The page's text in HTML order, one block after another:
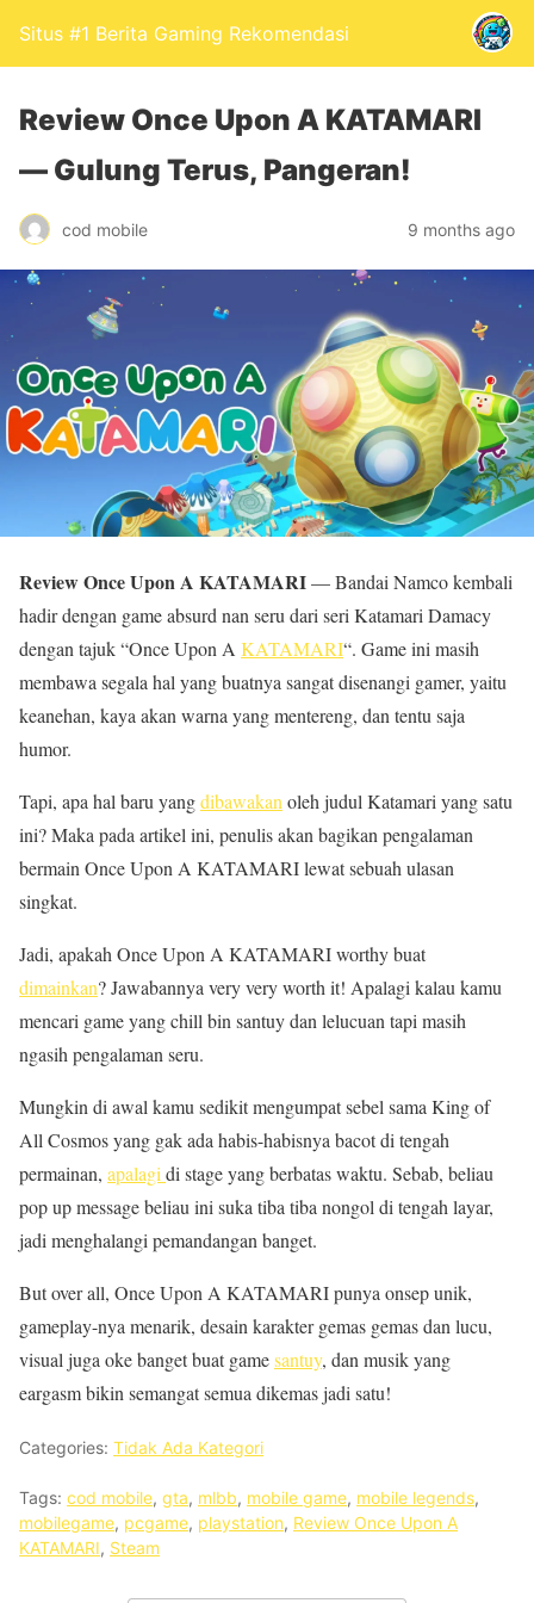
Situs #1 Berita Gaming Rekomendasi
Review Once Upon A KATAMARI
— Gulung Terus, Pangeran!
cod mobile 9 months ago
Review Once Upon A KATAMARI— Bandai Namco kembali
hadir dengan game absurd nan seru dari seri Katamari Damacy
dengan tajuk “Once Upon A KATAMARI“. Game ini masih
membawa segala hal yang buatnya sangat disenangi gamer, yaitu
keanehan, kaya akan warna yang mentereng, dan tentu saja
humor.
Tapi, apa hal baru yangdibawakan oleh judul Katamari yang satu
ini? Maka pada artikel ini, penulis akan bagikan pengalaman
bermain Once Upon A KATAMARI lewat sebuah ulasan
singkat.
Jadi, apakah Once Upon A KATAMARI worthy buat
dimainkan? Jawabannya very very worth it! Apalagi kalau kamu
mencari game yang chill bin santuy dan lelucuan tapi masih
ngasih pengalaman seru.
Mungkin di awal kamu sedikit mengumpat sebel sama King of
All Cosmos yang gak ada habis-habisnya bacot di tengah
permainan, apalagi di stage yang berbatas waktu. Sebab, beliau
pop up message beliau ini suka tiba tiba nongol di tengah layar,
jadi menghalangi pemandangan banget.
But over all, Once Upon A KATAMARI punya onsep unik,
gameplay-nya menarik, desain karakter gemas gemas dan lucu,
visual juga oke banget buat gamesantuy, dan musik yang
eargasm bikin semangat semua dikemas jadi satu!
Categories: Tidak Ada Kategori
Tags: cod mobile, gta, mlbb, mobile game, mobile legends,
mobilegame, pcgame, playstation, Review Once Upon A
KATAMARI, Steam